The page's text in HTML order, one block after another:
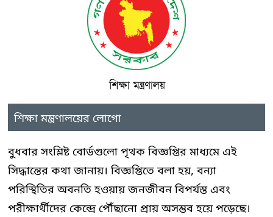
শিক্ষা মন্ত্রণালয়ের লোগো
বুধবার সংশ্লিষ্ট বোর্ডগুলো পৃথক বিজ্ঞপ্তির মাধ্যমে এই
সিদ্ধান্তের কথা জানায়। বিজ্ঞপ্তিতে বলা হয়, বন্যা
পরিস্থিতির অবনতি হওয়ায় জনজীবন বিপর্যস্ত এবং
পরীক্ষার্থীদের কেন্দ্রে পৌঁছানো প্রায় অসম্ভব হয়ে পড়েছে।